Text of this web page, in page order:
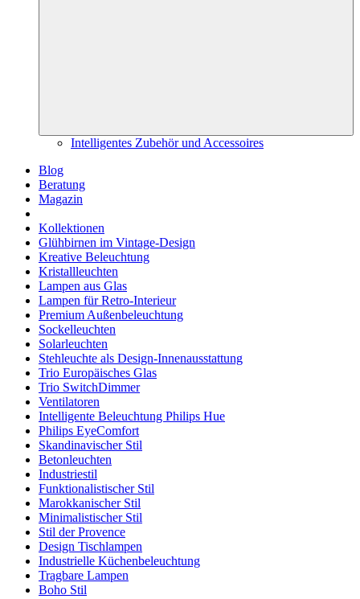
Intelligentes Zubehör und Accessoires
Blog
Beratung
Magazin
Kollektionen
Glühbirnen im Vintage-Design
Kreative Beleuchtung
Kristallleuchten
Lampen aus Glas
Lampen für Retro-Interieur
Premium Außenbeleuchtung
Sockelleuchten
Solarleuchten
Stehleuchte als Design-Innenausstattung
Trio Europäisches Glas
Trio SwitchDimmer
Ventilatoren
Intelligente Beleuchtung Philips Hue
Philips EyeComfort
Skandinavischer Stil
Betonleuchten
Industriestil
Funktionalistischer Stil
Marokkanischer Stil
Minimalistischer Stil
Stil der Provence
Design Tischlampen
Industrielle Küchenbeleuchtung
Tragbare Lampen
Boho Stil